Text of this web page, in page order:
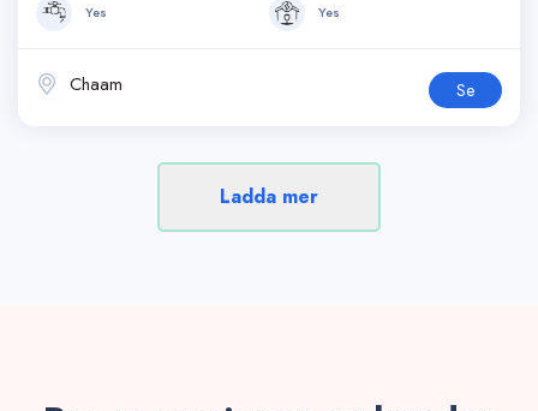
Yes Yes
Chaam Se
Ladda mer